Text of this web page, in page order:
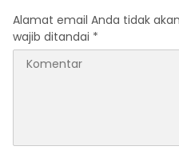
Alamat email Anda tidak
wajib ditandai *